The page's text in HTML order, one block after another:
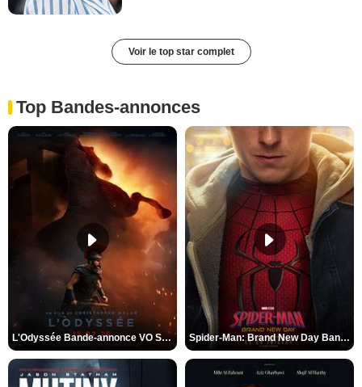
Voir le top star complet
Top Bandes-annonces
L'Odyssée Bande-annonce VO STFR Spider-Man: Brand New Day Bande-annonce VO STFR